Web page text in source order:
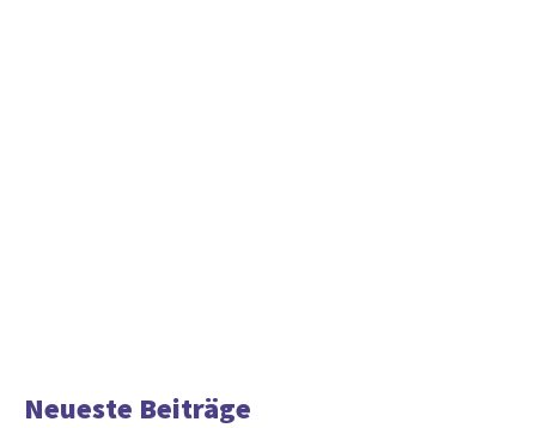
Neueste Beiträge